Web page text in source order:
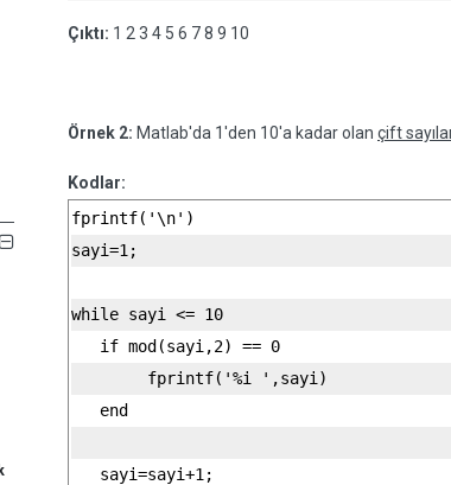
Çıktı: 1 2 3 4 5 6 7 8 9 10
Örnek 2: Matlab'da 1'den 10'a kadar olan çift
Kodlar:
fprintf('\n')
sayi=1;
while sayi <= 10
   if mod(sayi,2) == 0
        fprintf('%i ',sayi)
   end
   sayi=sayi+1;